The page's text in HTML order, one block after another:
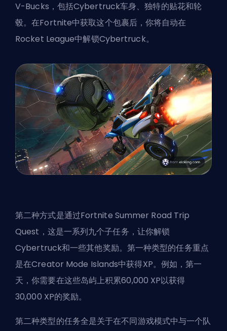
V-Bucks，包括Cybertruck车身、独特的贴花和轮
毂。在Fortnite中获取这个包裹后，你将自动在
Rocket League中解锁Cybertruck。
第二种方式是通过Fortnite Summer Road Trip
Quest，这是一系列九个子任务，让你解锁
Cybertruck和一些其他奖励。第一种类型的任务重点
是在Creator Mode Islands中获得XP。例如，第一
天，你需要在这些岛屿上积累60,000 XP以获得
30,000 XP的奖励。
第二种类型的任务全是关于在不同游戏模式中与一个队